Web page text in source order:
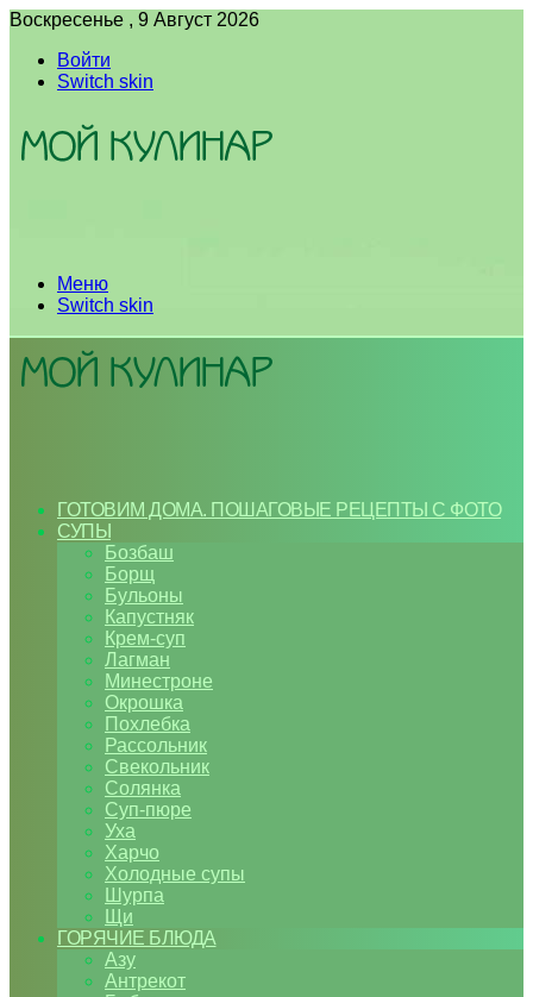
Воскресенье , 9 Август 2026
Войти
Switch skin
Меню
Switch skin
ГОТОВИМ ДОМА. ПОШАГОВЫЕ РЕЦЕПТЫ С ФОТО
СУПЫ
Бозбаш
Борщ
Бульоны
Капустняк
Крем-суп
Лагман
Минестроне
Окрошка
Похлебка
Рассольник
Свекольник
Солянка
Суп-пюре
Уха
Харчо
Холодные супы
Шурпа
Щи
ГОРЯЧИЕ БЛЮДА
Азу
Антрекот